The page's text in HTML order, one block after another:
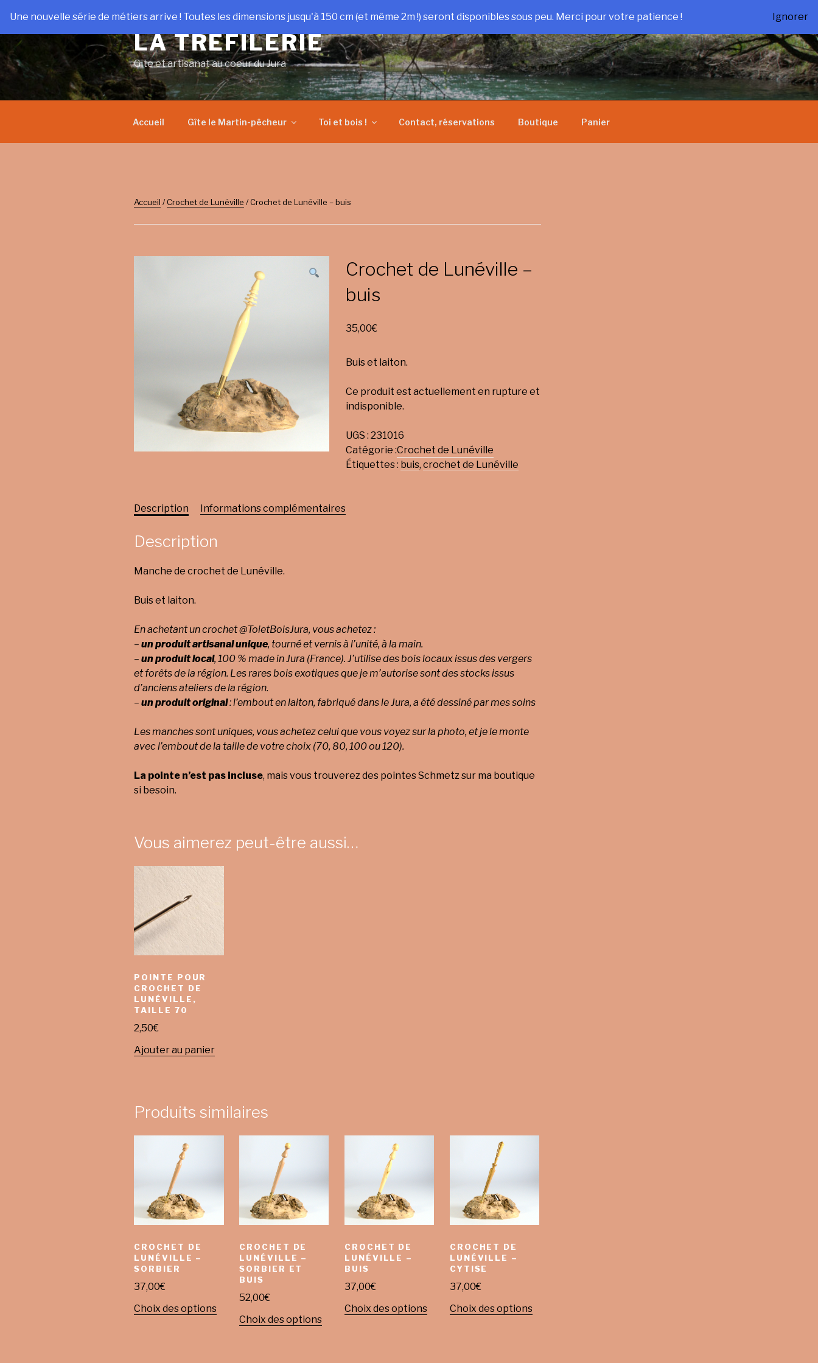
contenu
principal
LA TRÉFILERIE
Gîte et artisanat au coeur du Jura
Accueil Gîte le Martin-pêcheur Toi et bois ! Contact, réservations Boutique Panier
Accueil /Crochet de Lunéville / Crochet de Lunéville – buis
Crochet de Lunéville –
buis
35,00€
Buis et laiton.
Ce produit est actuellement en rupture et
indisponible.
UGS : 231016
Catégorie :Crochet de Lunéville
Étiquettes : buis, crochet de Lunéville
Description Informations complémentaires
Description
Manche de crochet de Lunéville.
Buis et laiton.
En achetant un crochet @ToietBoisJura, vous achetez :
– un produit artisanal unique, tourné et vernis à l’unité, à la main.
– un produit local, 100 % made in Jura (France). J’utilise des bois locaux issus des vergers
et forêts de la région. Les rares bois exotiques que je m’autorise sont des stocks issus
d’anciens ateliers de la région.
– un produit original: l’embout en laiton, fabriqué dans le Jura, a été dessiné par mes soins
Les manches sont uniques, vous achetez celui que vous voyez sur la photo, et je le monte
avec l’embout de la taille de votre choix (70, 80, 100 ou 120).
La pointe n’est pas incluse, mais vous trouverez des pointes Schmetz sur ma boutique
si besoin.
Vous aimerez peut-être aussi…
POINTE POUR
CROCHET DE
LUNÉVILLE,
TAILLE 70
2,50€
Ajouter au panier
Produits similaires
CROCHET DE
LUNÉVILLE –
SORBIER
37,00€
Choix des options
CROCHET DE
LUNÉVILLE –
SORBIER ET
BUIS
52,00€
Choix des options
CROCHET DE
LUNÉVILLE –
BUIS
37,00€
Choix des options
CROCHET DE
LUNÉVILLE –
CYTISE
37,00€
Choix des options
Une nouvelle série de métiers arrive ! Toutes les dimensions jusqu'à 150 cm (et même 2m !) seront disponibles sous peu. Merci pour votre patience ! Ignorer